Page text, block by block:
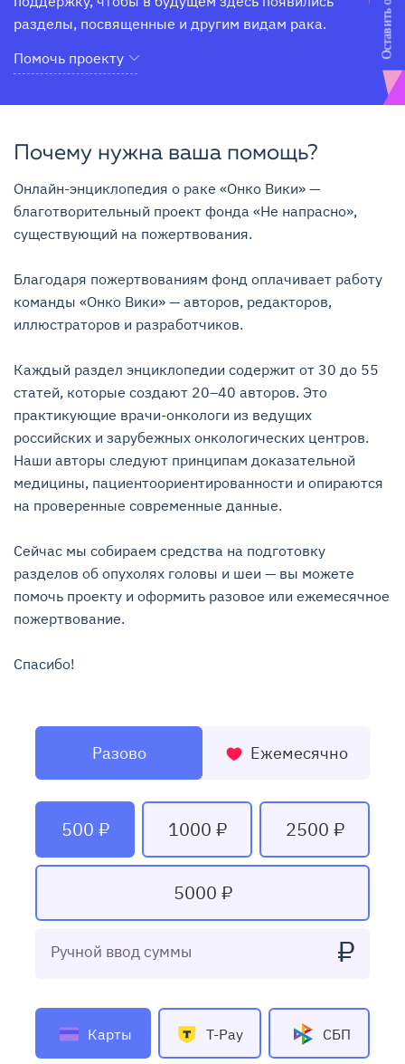
разделы, посвященные и другим видам рака.
Помочь проекту
Почему нужна ваша помощь?
Онлайн-энциклопедия о раке «Онко Вики» —
благотворительный проект фонда «Не напрасно»,
существующий на пожертвования.
Благодаря пожертвованиям фонд оплачивает работу
команды «Онко Вики» — авторов, редакторов,
иллюстраторов и разработчиков.
Каждый раздел энциклопедии содержит от 30 до 55
статей, которые создают 20–40 авторов. Это
практикующие врачи-онкологи из ведущих
российских и зарубежных онкологических центров.
Наши авторы следуют принципам доказательной
медицины, пациентоориентированности и опираются
на проверенные современные данные.
Сейчас мы собираем средства на подготовку
разделов об опухолях головы и шеи — вы можете
помочь проекту и оформить разовое или ежемесячное
пожертвование.
Спасибо!
Разово Ежемесячно
500 ₽ 1000 ₽ 2500 ₽
5000 ₽
Ручной ввод суммы ₽
Карты T-Pay СБП